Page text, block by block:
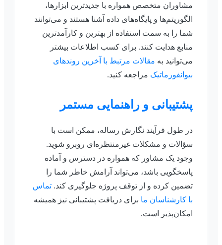
مشاوران متخصص همواره با جدیدترین ابزارها،
الگوریتم‌ها و پایگاه‌های داده آشنا هستند و می‌توانند
شما را به سمت استفاده از بهترین و کارآمدترین
منابع هدایت کنند. برای کسب اطلاعات بیشتر
می‌توانید به مقالات مرتبط با آخرین روندهای
بیوانفورماتیک مراجعه کنید.
پشتیبانی و راهنمایی مستمر
در طول فرآیند نگارش رساله، ممکن است با
سؤالات و مشکلات غیرمنتظره‌ای روبرو شوید.
وجود یک مشاور که همواره در دسترس و آماده
پاسخگویی باشد، می‌تواند آرامش خاطر شما را
تضمین کرده و از توقف پروژه جلوگیری کند. تماس
با کارشناسان ما برای دریافت پشتیبانی نیز همیشه
امکان‌پذیر است.